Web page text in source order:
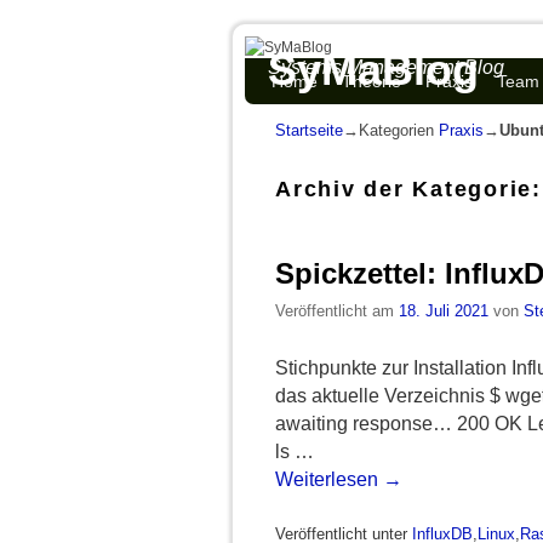
SyMaBlog
Systems Management Blog
Zum Inhalt wechseln
Zum sekundären Inhalt wechseln
Home Theorie Praxis Team
Startseite→Kategorien Praxis →
Archiv der Kategorie:
Spickzettel:
Veröffentlicht am 18. Juli 2021 von
Stichpunkte zur Installation
das aktuelle Verzeichnis $
awaiting response… 200 OK
ls …
Weiterlesen →
Veröffentlicht unter InfluxDB, Linux,